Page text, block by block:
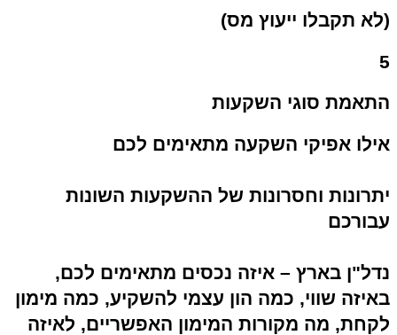
(לא תקבלו ייעוץ מס)
5
התאמת סוגי השקעות
אילו אפיקי השקעה מתאימים לכם
יתרונות וחסרונות של ההשקעות השונות
עבורכם
נדל"ן בארץ – איזה נכסים מתאימים לכם,
באיזה שווי, כמה הון עצמי להשקיע, כמה מימון
לקחת, מה מקורות המימון האפשריים, לאיזה